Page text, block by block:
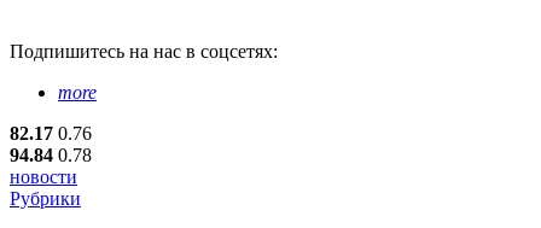
Подпишитесь на нас в соцсетях:
more
82.17 0.76
94.84 0.78
новости
Рубрики